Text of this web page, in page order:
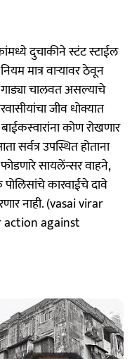
दुचाकीने स्टंट स्टाईल
मात्र वाऱ्यावर ठेवून
चालवत असल्याचे
जीव धोक्यात
कोण रोखणार
सर्वत्र उपस्थित होताना
सायलेंन्सर वाहने,
पोलिसांचे कारवाईचे दावे
नाही. (vasai virar
against